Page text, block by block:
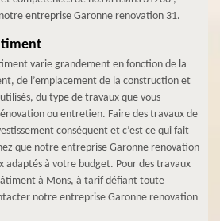
entreprise Garonne renovation 31.
varie grandement en fonction de la
de l’emplacement de la construction et
du type de travaux que vous
ou entretien. Faire des travaux de
conséquent et c’est ce qui fait
que notre entreprise Garonne renovation
adaptés à votre budget. Pour des travaux
à Mons, à tarif défiant toute
notre entreprise Garonne renovation